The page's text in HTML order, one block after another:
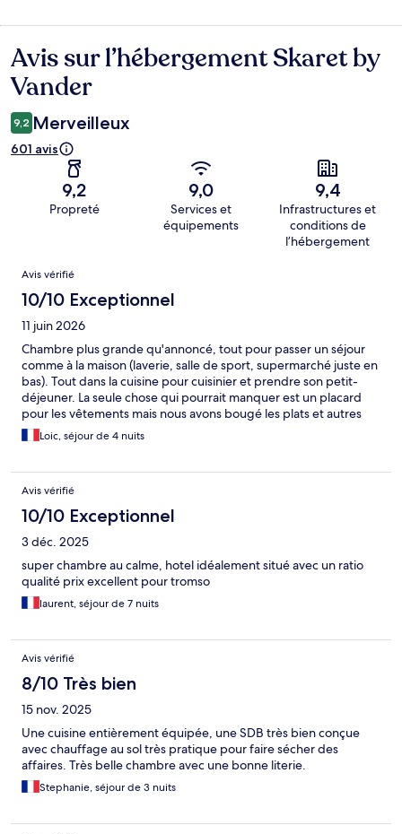
Avis
Avis sur l’hébergement Skaret by
Vander
9,2 Merveilleux
601 avis
9,2
Propreté
9,0
Services et
équipements
9,4
Infrastructures et
conditions de
l’hébergement
Avis
Avis vérifié
10/10 Exceptionnel
11 juin 2026
Chambre plus grande qu'annoncé, tout pour passer un séjour
comme à la maison (laverie, salle de sport, supermarché juste en
bas). Tout dans la cuisine pour cuisinier et prendre son petit-
déjeuner. La seule chose qui pourrait manquer est un placard
pour les vêtements mais nous avons bougé les plats et autres
ustensiles de cuisine pour avoir deux grands placards. Je
reviendrai l'an prochain ;-)
Loic, séjour de 4 nuits
Avis vérifié
10/10 Exceptionnel
3 déc. 2025
super chambre au calme, hotel idéalement situé avec un ratio
qualité prix excellent pour tromso
laurent, séjour de 7 nuits
Avis vérifié
8/10 Très bien
15 nov. 2025
Une cuisine entièrement équipée, une SDB très bien conçue
avec chauffage au sol très pratique pour faire sécher des
affaires. Très belle chambre avec une bonne literie.
Stephanie, séjour de 3 nuits